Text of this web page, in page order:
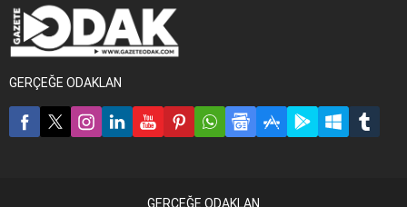
GERÇEĞE ODAKLAN
GERÇEĞE ODAKLAN